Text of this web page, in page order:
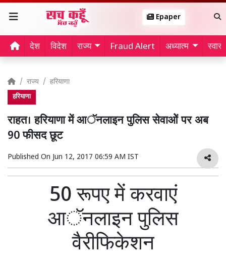
Epaper
देश विदेश राज्य Fraud Alert अध्यात्म
राज्य हरियाणा
हरियाणा
राहत। हरियाणा में आॅनलाइन पुलिस सेवाओें पर अब
90 फीसद छूट
Published On Jun 12, 2017 06:59 AM IST
50 रूपए में करवाएं
आॅनलाइन पुलिस
वैरीफिकेशन